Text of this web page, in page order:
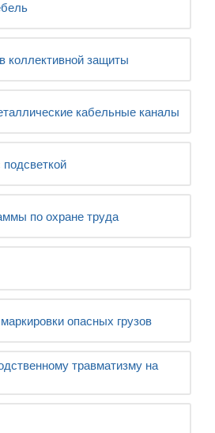
коллективной защиты
кабельные каналы
по охране труда
опасных грузов
травматизму на